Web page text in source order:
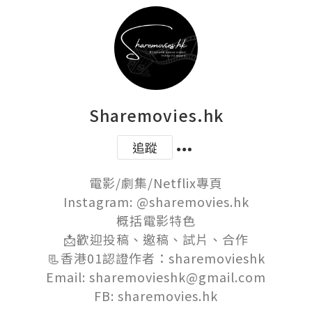
Sharemovies.hk
追蹤
電影/劇集/Netflix專頁
Instagram: @sharemovies.hk
概括電影特色
📩歡迎投稿、邀稿、試片、合作
📃香港01認證作者：sharemovieshk
Email: sharemovieshk@gmail.com
FB: sharemovies.hk